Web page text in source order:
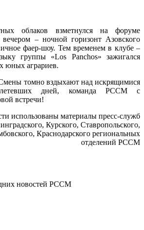
облаков взметнулся на форуме
вечером – ночной горизонт Азовского
фаер-шоу. Тем временем в клубе –
группы «Los Panchos» зажигался
юных аграриев.
томно вздыхают над искрящимися
дней, команда РССМ с
встречи!
использованы материалы пресс-служб
Курского, Ставропольского,
Краснодарского региональных
отделений РССМ
новостей РССМ